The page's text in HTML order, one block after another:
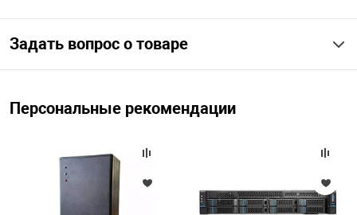
оборудование
Задать вопрос о товаре
Персональные рекомендации